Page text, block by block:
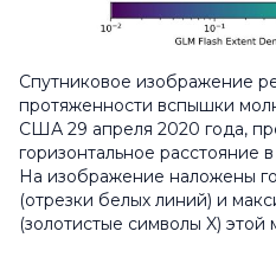
Спутниковое изображение
протяженности вспышки
США 29 апреля 2020 года,
горизонтальное расстояние
На изображение наложены
(отрезки белых линий) и
(золотистые символы X) этой